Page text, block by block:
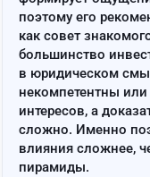
поэтому его
как совет
большинство
в юридическом
некомпетентны
интересов, а
сложно. Именно
влияния сложнее,
пирамиды.